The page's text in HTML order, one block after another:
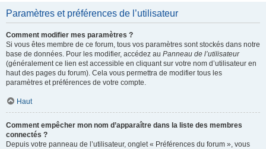
Paramètres et préférences de l’utilisateur
Comment modifier mes paramètres ?
Si vous êtes membre de ce forum, tous vos paramètres sont stockés dans notre
base de données. Pour les modifier, accédez au Panneau de l’utilisateur
(généralement ce lien est accessible en cliquant sur votre nom d’utilisateur en
haut des pages du forum). Cela vous permettra de modifier tous les
paramètres et préférences de votre compte.
Haut
Comment empêcher mon nom d’apparaître dans la liste des membres
connectés ?
Depuis votre panneau de l’utilisateur, onglet « Préférences du forum », vous